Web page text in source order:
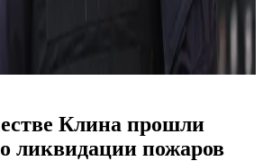
Клина прошли
ликвидации пожаров